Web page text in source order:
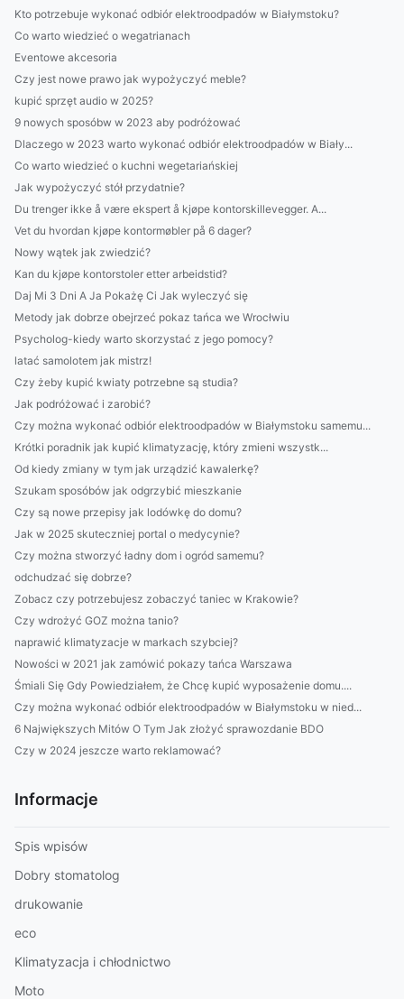
Kto potrzebuje wykonać odbiór elektroodpadów w Białymstoku?
Co warto wiedzieć o wegatrianach
Eventowe akcesoria
Czy jest nowe prawo jak wypożyczyć meble?
kupić sprzęt audio w 2025?
9 nowych sposóbw w 2023 aby podróżować
Dlaczego w 2023 warto wykonać odbiór elektroodpadów w Biały...
Co warto wiedzieć o kuchni wegetariańskiej
Jak wypożyczyć stół przydatnie?
Du trenger ikke å være ekspert å kjøpe kontorskillevegger. A...
Vet du hvordan kjøpe kontormøbler på 6 dager?
Nowy wątek jak zwiedzić?
Kan du kjøpe kontorstoler etter arbeidstid?
Daj Mi 3 Dni A Ja Pokażę Ci Jak wyleczyć się
Metody jak dobrze obejrzeć pokaz tańca we Wrocłwiu
Psycholog-kiedy warto skorzystać z jego pomocy?
latać samolotem jak mistrz!
Czy żeby kupić kwiaty potrzebne są studia?
Jak podróżować i zarobić?
Czy można wykonać odbiór elektroodpadów w Białymstoku samemu...
Krótki poradnik jak kupić klimatyzację, który zmieni wszystk...
Od kiedy zmiany w tym jak urządzić kawalerkę?
Szukam sposóbów jak odgrzybić mieszkanie
Czy są nowe przepisy jak lodówkę do domu?
Jak w 2025 skuteczniej portal o medycynie?
Czy można stworzyć ładny dom i ogród samemu?
odchudzać się dobrze?
Zobacz czy potrzebujesz zobaczyć taniec w Krakowie?
Czy wdrożyć GOZ można tanio?
naprawić klimatyzacje w markach szybciej?
Nowości w 2021 jak zamówić pokazy tańca Warszawa
Śmiali Się Gdy Powiedziałem, że Chcę kupić wyposażenie domu....
Czy można wykonać odbiór elektroodpadów w Białymstoku w nied...
6 Największych Mitów O Tym Jak złożyć sprawozdanie BDO
Czy w 2024 jeszcze warto reklamować?
Informacje
Spis wpisów
Dobry stomatolog
drukowanie
eco
Klimatyzacja i chłodnictwo
Moto